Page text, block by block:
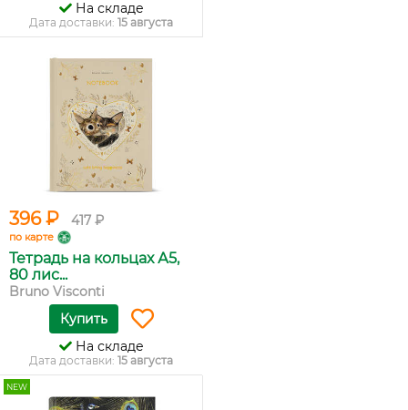
На складе
Дата доставки: 15 августа
396 ₽ 417 ₽
по карте
Тетрадь на кольцах А5,
80 лис...
Bruno Visconti
Купить
На складе
Дата доставки: 15 августа
NEW